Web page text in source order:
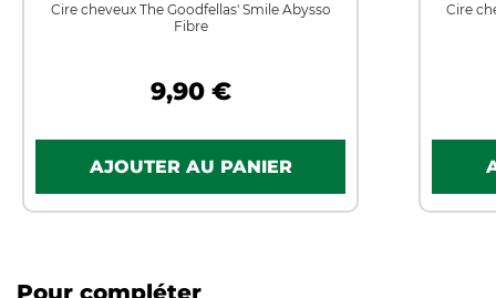
Cire cheveux The Goodfellas' Smile Abysso
Fibre
9,90 €
Cire